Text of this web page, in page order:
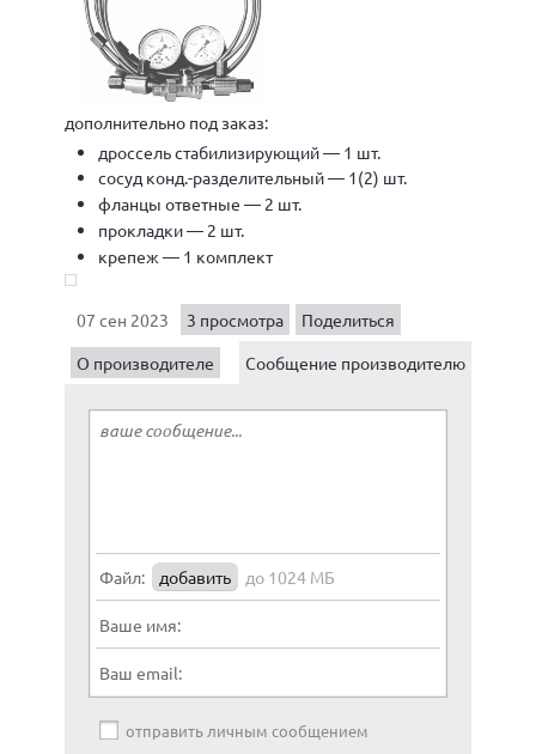
дополнительно под заказ:
дроссель стабилизирующий — 1 шт.
сосуд конд.-разделительный — 1(2) шт.
фланцы ответные — 2 шт.
прокладки — 2 шт.
крепеж — 1 комплект
07 сен 2023 3 просмотра
Поделиться
О производителе
Сообщение производителю
Файл: добавить до 1024 МБ
Ваше имя:
Ваш email:
отправить личным сообщением